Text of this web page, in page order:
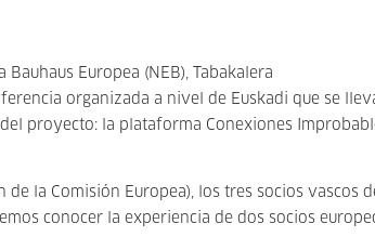
Europea (NEB), Tabakalera
organizada a nivel de Euskadi que se
proyecto: la plataforma Conexiones
la Comisión Europea), los tres socios vascos
conocer la experiencia de dos socios